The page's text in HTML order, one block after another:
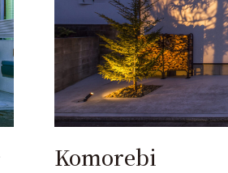
Komorebi